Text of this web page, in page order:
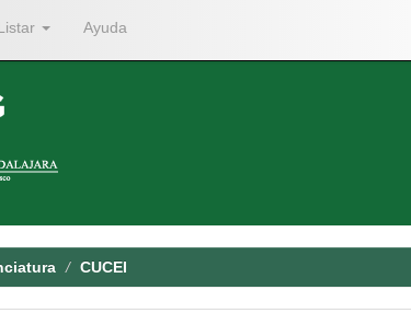
Ayuda
CUCEI